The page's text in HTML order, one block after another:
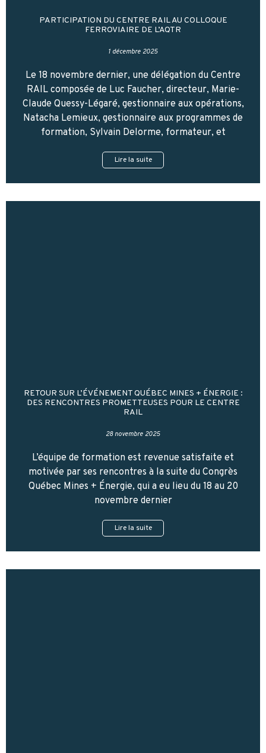
PARTICIPATION DU CENTRE RAIL AU COLLOQUE
FERROVIAIRE DE L’AQTR
1 décembre 2025
Le 18 novembre dernier, une délégation du Centre
RAIL composée de Luc Faucher, directeur, Marie-
Claude Quessy-Légaré, gestionnaire aux opérations,
Natacha Lemieux, gestionnaire aux programmes de
formation, Sylvain Delorme, formateur, et
Lire la suite
RETOUR SUR L’ÉVÉNEMENT QUÉBEC MINES + ÉNERGIE :
DES RENCONTRES PROMETTEUSES POUR LE CENTRE
RAIL
28 novembre 2025
L’équipe de formation est revenue satisfaite et
motivée par ses rencontres à la suite du Congrès
Québec Mines + Énergie, qui a eu lieu du 18 au 20
novembre dernier
Lire la suite